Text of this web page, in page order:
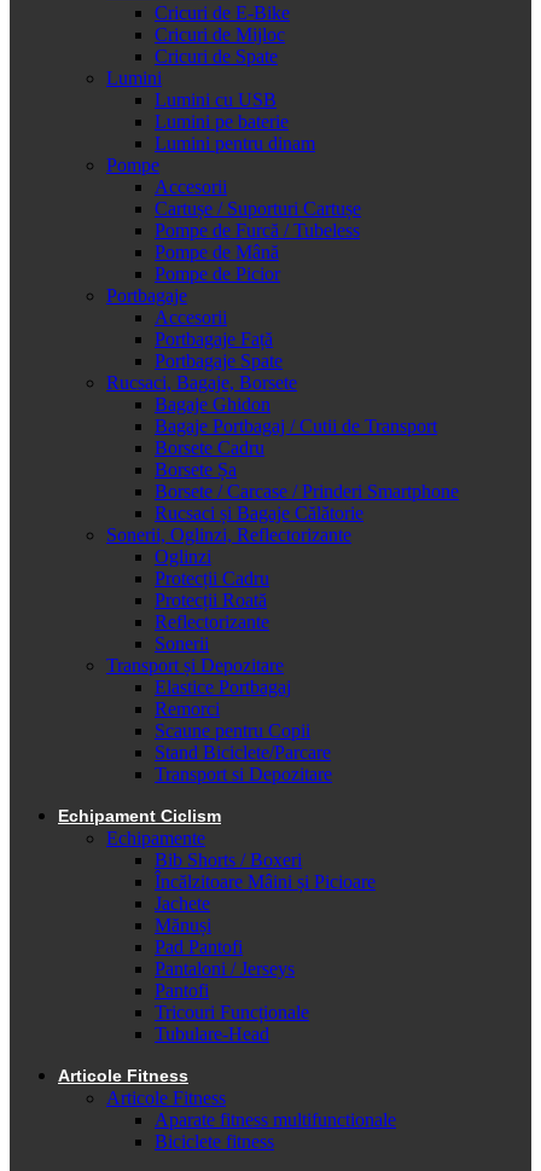
Cricuri de E-Bike
Cricuri de Mijloc
Cricuri de Spate
Lumini
Lumini cu USB
Lumini pe baterie
Lumini pentru dinam
Pompe
Accesorii
Cartușe / Suporturi Cartușe
Pompe de Furcă / Tubeless
Pompe de Mână
Pompe de Picior
Portbagaje
Accesorii
Portbagaje Față
Portbagaje Spate
Rucsaci, Bagaje, Borsete
Bagaje Ghidon
Bagaje Portbagaj / Cutii de Transport
Borsete Cadru
Borsete Șa
Borsete / Carcase / Prinderi Smartphone
Rucsaci și Bagaje Călătorie
Sonerii, Oglinzi, Reflectorizante
Oglinzi
Protecții Cadru
Protecții Roată
Reflectorizante
Sonerii
Transport și Depozitare
Elastice Portbagaj
Remorci
Scaune pentru Copii
Stand Biciclete/Parcare
Transport si Depozitare
Echipament Ciclism
Echipamente
Bib Shorts / Boxeri
Încălzitoare Mâini și Picioare
Jachete
Mănuși
Pad Pantofi
Pantaloni / Jerseys
Pantofi
Tricouri Funcționale
Tubulare-Head
Articole Fitness
Articole Fitness
Aparate fitness multifunctionale
Biciclete fitness